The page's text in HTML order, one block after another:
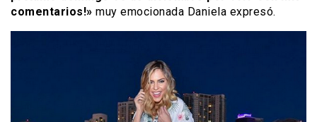
comentarios!» muy emocionada Daniela expresó.